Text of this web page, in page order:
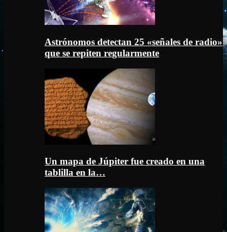
Astrónomos detectan 25 «señales de radio»
que se repiten regularmente
Un mapa de Júpiter fue creado en una
tablilla en la…